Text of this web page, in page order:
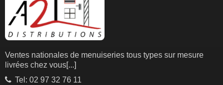
Ventes nationales de menuiseries tous types sur mesure
livrées chez vous[...]
Tel: 02 97 32 76 11